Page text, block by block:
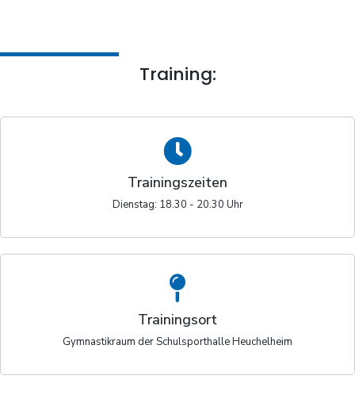
Training:
Trainingszeiten
Dienstag: 18.30 - 20.30 Uhr
Trainingsort
Gymnastikraum der Schulsporthalle Heuchelheim